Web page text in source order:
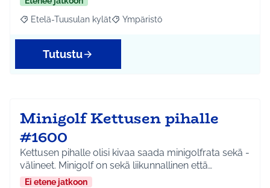
Rajaa tulokset aihepiirin mukaan: Etelä-Tuusulan kylät
Etelä-Tuusulan kylät Rajaa tulokset teeman mukaan:
Ympäristö
Tutustu
Minigolf Kettusen pihalle
#1600
Kettusen pihalle olisi kivaa saada minigolfrata sekä -
välineet. Minigolf on sekä liikunnallinen että…
Ei etene jatkoon